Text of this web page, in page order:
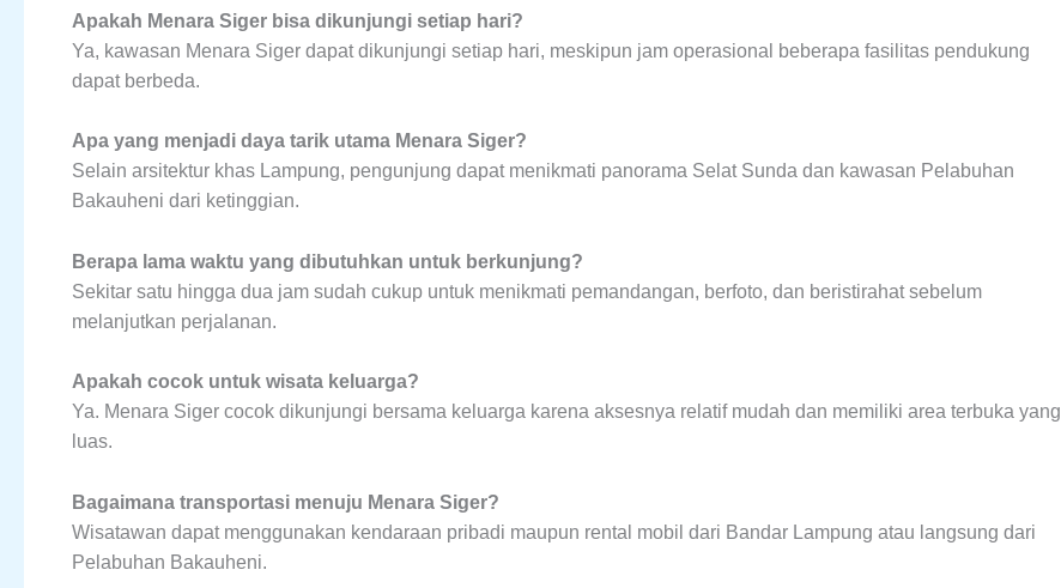
Apakah Menara Siger bisa dikunjungi setiap hari?
Ya, kawasan Menara Siger dapat dikunjungi setiap hari, meskipun jam operasional beberapa fasilitas pendukung
dapat berbeda.
Apa yang menjadi daya tarik utama Menara Siger?
Selain arsitektur khas Lampung, pengunjung dapat menikmati panorama Selat Sunda dan kawasan Pelabuhan
Bakauheni dari ketinggian.
Berapa lama waktu yang dibutuhkan untuk berkunjung?
Sekitar satu hingga dua jam sudah cukup untuk menikmati pemandangan, berfoto, dan beristirahat sebelum
melanjutkan perjalanan.
Apakah cocok untuk wisata keluarga?
Ya. Menara Siger cocok dikunjungi bersama keluarga karena aksesnya relatif mudah dan memiliki area terbuka yang
luas.
Bagaimana transportasi menuju Menara Siger?
Wisatawan dapat menggunakan kendaraan pribadi maupun rental mobil dari Bandar Lampung atau langsung dari
Pelabuhan Bakauheni.